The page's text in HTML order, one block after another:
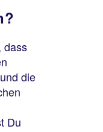
dass
die
Du